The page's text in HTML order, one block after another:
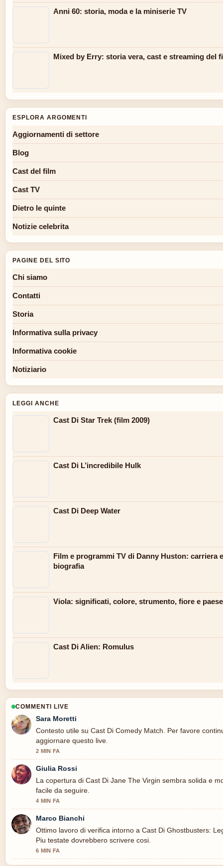
Anni 60: storia, moda e la miniserie TV
Mixed by Erry: storia vera, cast e streaming del
ESPLORA ARGOMENTI
Aggiornamenti di settore
Blog
Cast del film
Cast TV
Dietro le quinte
Notizie celebrita
PAGINE DEL SITO
Chi siamo
Contatti
Storia
Informativa sulla privacy
Informativa cookie
Notiziario
LEGGI ANCHE
Cast Di Star Trek (film 2009)
Cast Di L’incredibile Hulk
Cast Di Deep Water
Film e programmi TV di Danny Huston: carriera e
biografia
Viola: significati, colore, strumento, fiore e paese
Cast Di Alien: Romulus
COMMENTI LIVE
Sara Moretti
Contesto utile su Cast Di Comedy Match. Per favore
aggiornare questo live.
2 MIN FA
Giulia Rossi
La copertura di Cast Di Jane The Virgin sembra solida e
facile da seguire.
4 MIN FA
Marco Bianchi
Ottimo lavoro di verifica intorno a Cast Di Ghostbusters:
Piu testate dovrebbero scrivere cosi.
6 MIN FA